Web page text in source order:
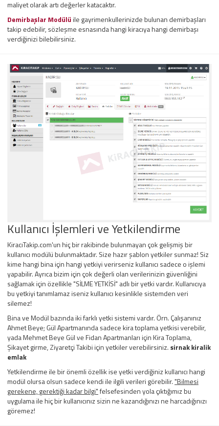
maliyet olarak artı değerler katacaktır.
Demirbaşlar Modülüile gayrimenkullerinizde bulunan demirbaşları
takip edebilir, sözleşme esnasında hangi kiracıya hangi demirbaşı
verdiğinizi bilebilirsiniz.
Kullanıcı İşlemleri ve Yetkilendirme
KiracıTakip.com'un hiç bir rakibinde bulunmayan çok gelişmiş bir
kullanıcı modülü bulunmaktadır. Size hazır şablon yetkiler sunmaz! Siz
kime hangi bina için hangi yetkiyi verirseniz kullanıcı sadece o işlemi
yapabilir. Ayrıca bizim için çok değerli olan verilerinizin güvenliğini
sağlamak için özellikle "SİLME YETKİSİ" adlı bir yetki vardır. Kullanıcıya
bu yetkiyi tanımlamaz iseniz kullanıcı kesinlikle sistemden veri
silemez!
Bina ve Modül bazında iki farklı yetki sistemi vardır. Örn. Çalışanınız
Ahmet Beye; Gül Apartmanında sadece kira toplama yetkisi verebilir,
yada Mehmet Beye Gül ve Fidan Apartmanları için Kira Toplama,
Şikayet girme, Ziyaretçi Takibi için yetkiler verebilirsiniz. sirnak kiralik
emlak
Yetkilendirme ile bir önemli özellik ise yetki verdiğiniz kullanıcı hangi
modül olursa olsun sadece kendi ile ilgili verileri görebilir."Bilmesi
gerekene, gerektiği kadar bilgi"felsefesinden yola çıktığımız bu
uygulama ile hiç bir kullanıcınız sizin ne kazandığınızı ne harcadığınızı
göremez!